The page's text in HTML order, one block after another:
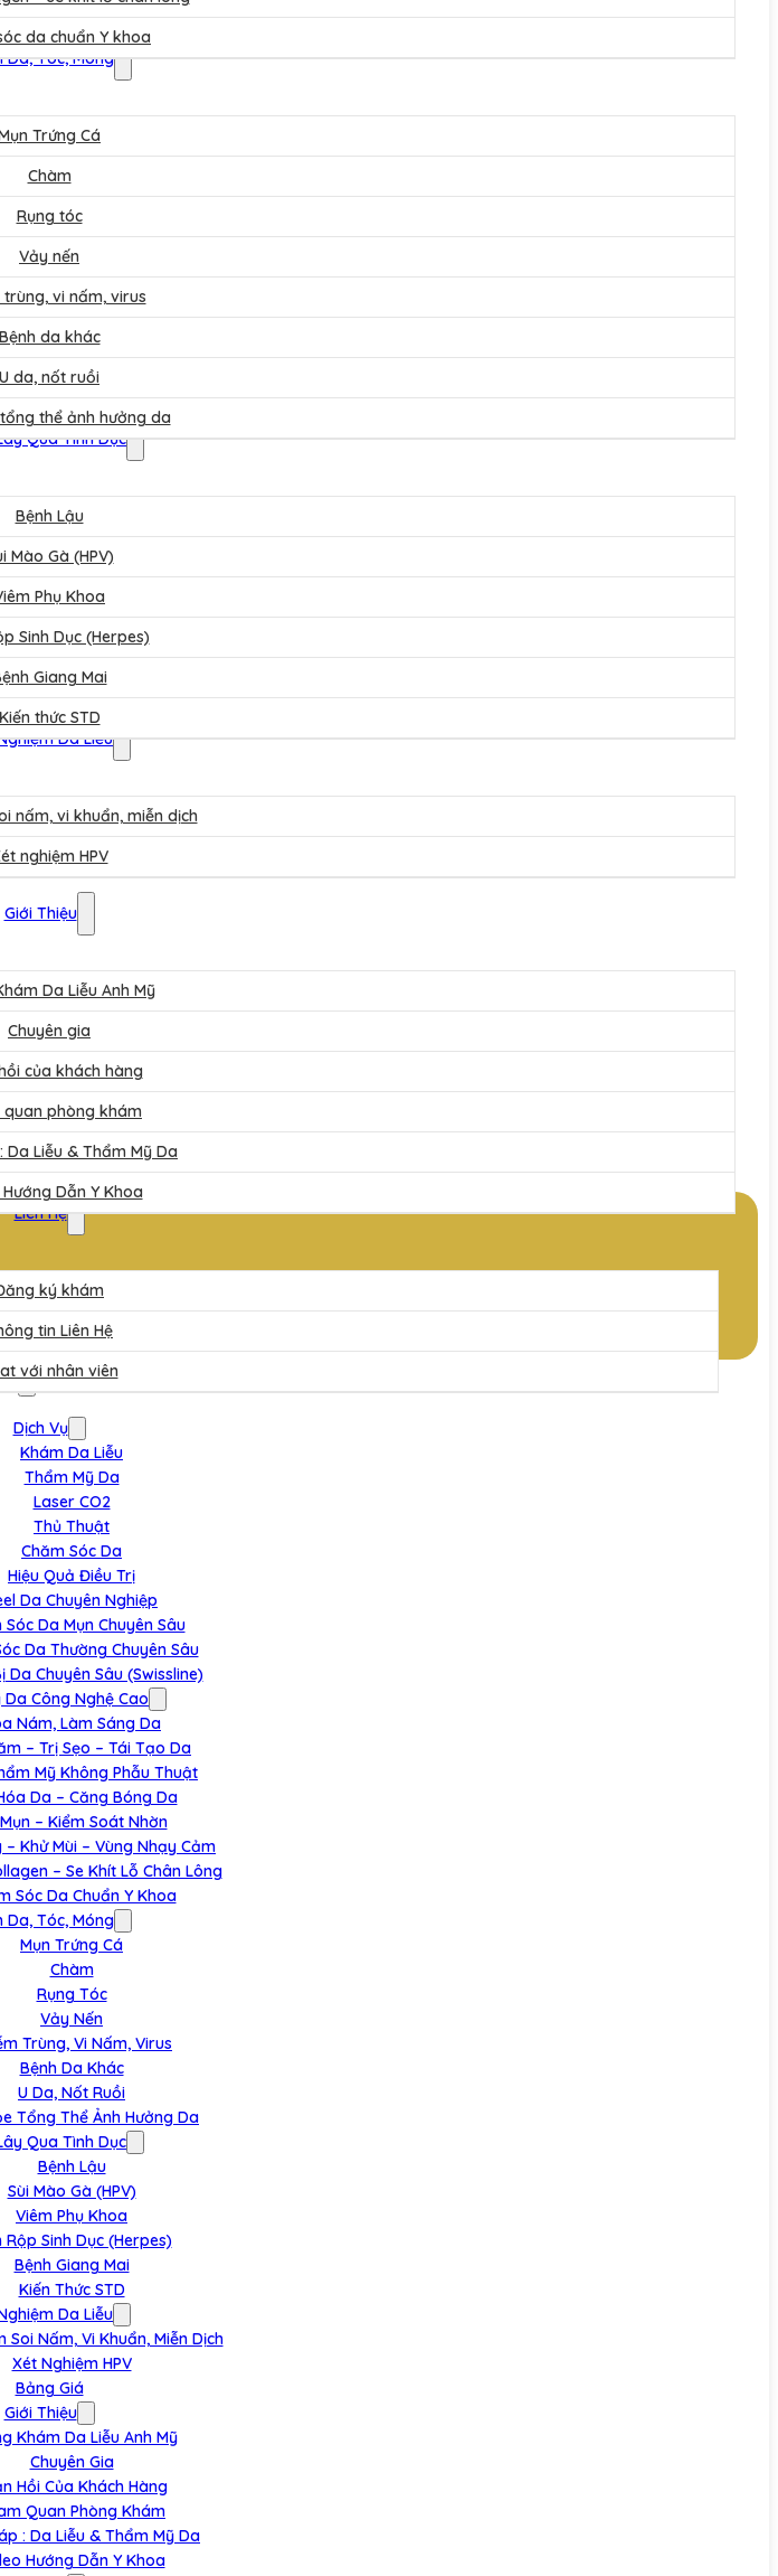
da chuẩn Y khoa
Da, Tóc, Móng
Trứng Cá
Chàm
Rụng tóc
Vảy nến
trùng, vi nấm, virus
Bệnh da khác
U da, nốt ruồi
thể ảnh hưởng da
Qua Tình Dục
Bệnh Lậu
Mào Gà (HPV)
Phụ Khoa
Sinh Dục (Herpes)
Giang Mai
Kiến thức STD
Da Liễu
nấm, vi khuẩn, miễn dịch
nghiệm HPV
Bảng Giá
Giới Thiệu
Da Liễu Anh Mỹ
Chuyên gia
của khách hàng
quan phòng khám
Da Liễu & Thẩm Mỹ Da
Dẫn Y Khoa
Liên Hệ
ký khám
tin Liên Hệ
với nhân viên
Dịch Vụ
Khám Da Liễu
Thẩm Mỹ Da
Laser CO2
Thủ Thuật
Chăm Sóc Da
Hiệu Quả Điều Trị
Da Chuyên Nghiệp
Sóc Da Mụn Chuyên Sâu
Da Thường Chuyên Sâu
Da Chuyên Sâu (Swissline)
Công Nghệ Cao
Nám, Làm Sáng Da
– Trị Sẹo – Tái Tạo Da
Mỹ Không Phẫu Thuật
Da – Căng Bóng Da
– Kiểm Soát Nhờn
– Khử Mùi – Vùng Nhạy Cảm
– Se Khít Lỗ Chân Lông
Sóc Da Chuẩn Y Khoa
Da, Tóc, Móng
Mụn Trứng Cá
Chàm
Rụng Tóc
Vảy Nến
Trùng, Vi Nấm, Virus
Bệnh Da Khác
U Da, Nốt Ruồi
Tổng Thể Ảnh Hưởng Da
Qua Tình Dục
Bệnh Lậu
Sùi Mào Gà (HPV)
Viêm Phụ Khoa
Rộp Sinh Dục (Herpes)
Bệnh Giang Mai
Kiến Thức STD
Da Liễu
Soi Nấm, Vi Khuẩn, Miễn Dịch
Xét Nghiệm HPV
Bảng Giá
Giới Thiệu
Khám Da Liễu Anh Mỹ
Chuyên Gia
Hồi Của Khách Hàng
Quan Phòng Khám
: Da Liễu & Thẩm Mỹ Da
Hướng Dẫn Y Khoa